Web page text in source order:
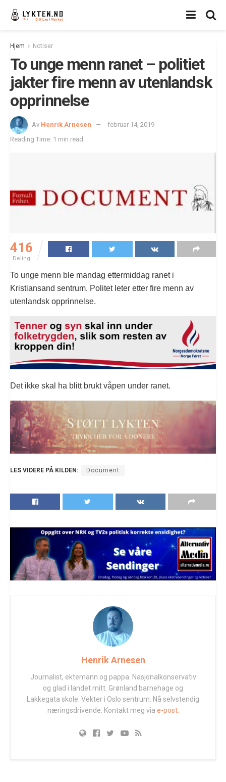
Hjem Notiser
To unge menn ranet – politiet
jakter fire menn av utenlandsk
opprinnelse
Av Henrik Arnesen
februar 14, 2019
Reading Time: 1 min read
416
Deling
To unge menn ble mandag ettermiddag ranet i
Kristiansand sentrum. Politet leter etter fire menn av
utenlandsk opprinnelse.
Det ikke skal ha blitt brukt våpen under ranet.
LES VIDERE PÅ KILDEN: Document
Henrik Arnesen
Journalist, ektemann og pappa. Nasjonalkonservativ
og glad i landet mitt. Grønland barnehage og
Lakkegata skole. Vekter i Oslo sentrum. Nå selvstendig
næringsdrivende. Kontakt meg via e-post.